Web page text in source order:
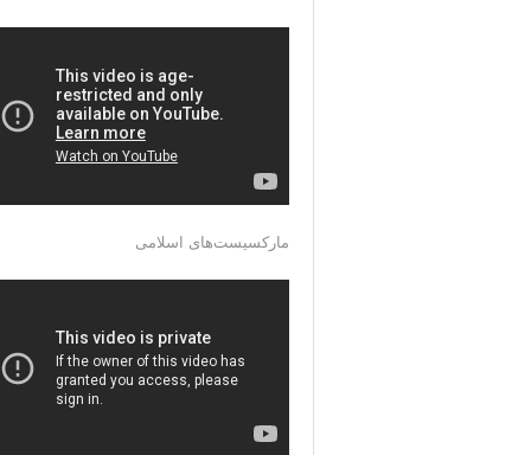
مارکسیست‌های اسلامی